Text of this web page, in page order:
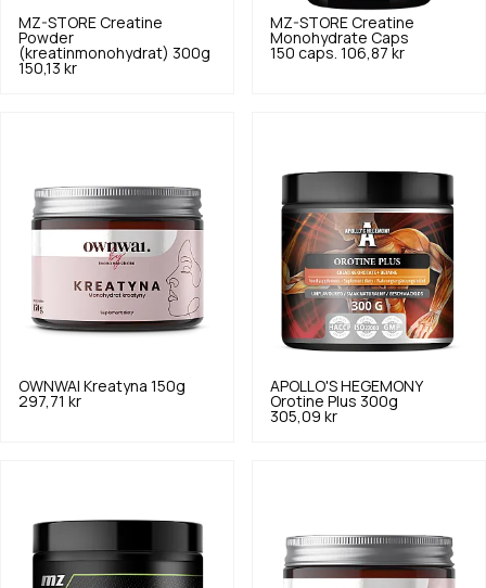
MZ-STORE Creatine
Powder
(kreatinmonohydrat) 300g
150,13 kr
MZ-STORE Creatine
Monohydrate Caps
150 caps. 106,87 kr
OWNWAI
Kreatyna 150g
297,71 kr
APOLLO'S HEGEMONY
Orotine Plus 300g
305,09 kr